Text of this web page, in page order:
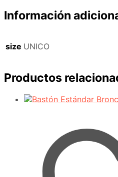
Información
size UNICO
Productos